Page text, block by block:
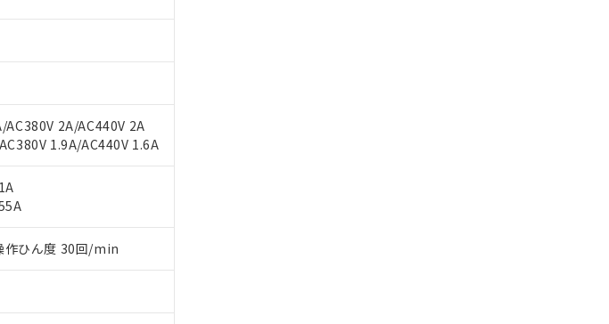
2A/AC440V 2A
1.9A/AC440V 1.6A
ひん度 30回/min
在庫状況および標準価格(税抜)を提供させていただ
の対象外となる商品もあることをご了承ください。
先、またはお客様担当のオムロン制御機器販売店・
なく第三者に漏洩または開示しないようお願いしま
利用いただくには、I-Webメンバーズにご登録され
部品リストについて、当社および当社の共同利用者
引・商談に必要な範囲で利用することをご了承くだ
フタル酸ブチルベンジル（BBP） 1000ppm以下、フタル酸ジブチ
以下
除く。
ないことを確認しています。
ことがあります。
えていることを示します。
、
ることを示します。
ださい。
外国貿易法に定める商品（以下｢規制貨物等」とい
、生物兵器またはその他武器並びにこれらの製造装
記1、2および3の内容を当該第三者に通知します。
のお取引先、またはお客様担当のオムロン制御
)
ていない機種